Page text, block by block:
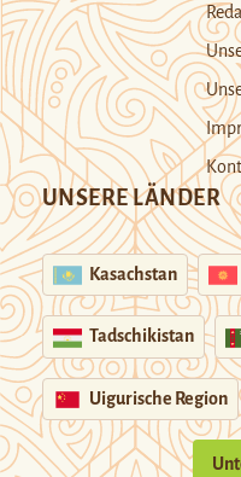
UNSERE LÄNDER
Kasachstan
Tadschikistan
Uigurische Region